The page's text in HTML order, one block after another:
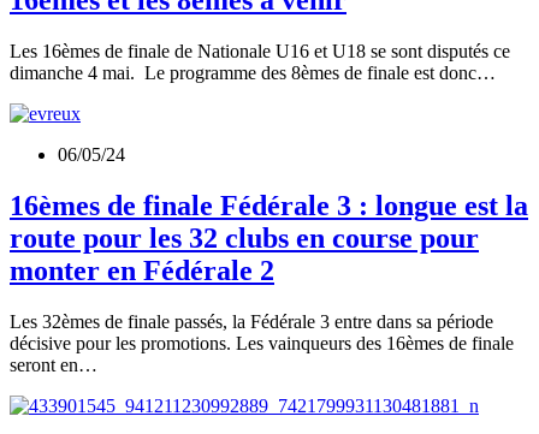
Les 16èmes de finale de Nationale U16 et U18 se sont disputés ce
dimanche 4 mai. Le programme des 8èmes de finale est donc…
06/05/24
16èmes de finale Fédérale 3 : longue est la
route pour les 32 clubs en course pour
monter en Fédérale 2
Les 32èmes de finale passés, la Fédérale 3 entre dans sa période
décisive pour les promotions. Les vainqueurs des 16èmes de finale
seront en…